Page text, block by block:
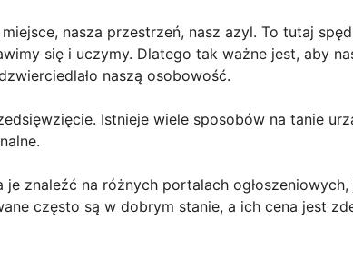
nasza przestrzeń, nasz azyl. To tutaj
się i uczymy. Dlatego tak ważne jest, aby
naszą osobowość.
Istnieje wiele sposobów na tanie
znaleźć na różnych portalach
często są w dobrym stanie, a ich cena jest